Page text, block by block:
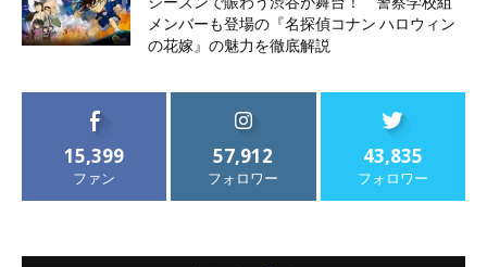
メンバーも登場の『名探偵コナン ハロウィン
の花嫁』の魅力を徹底解説
15,399
ファン
57,912
フォロワー
43,835
フォロワー